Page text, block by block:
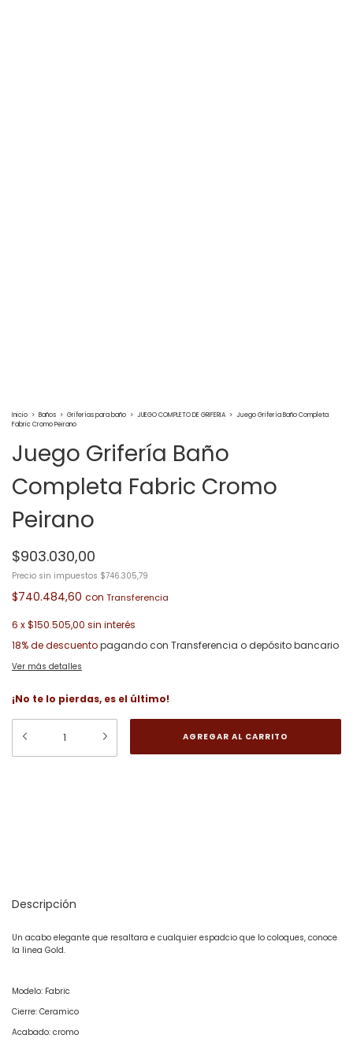
Inicio > Baños > Griferías para baño > JUEGO COMPLETO DE GRIFERIA > Juego Grifería Baño Completa
Fabric Cromo Peirano
Juego Grifería Baño
Completa Fabric Cromo
Peirano
$903.030,00
Precio sin impuestos $746.305,79
$740.484,60 con
6 x$150.505,00 sin interés
18% de descuentopagando con Transferencia o depósito bancario
Ver más detalles
¡No te lo pierdas, es el último!
Descripción
Un acabo elegante que resaltara e cualquier espadcio que lo coloques, conoce
la linea Gold.
Modelo: Fabric
Cierre: Ceramico
Acabado: cromo